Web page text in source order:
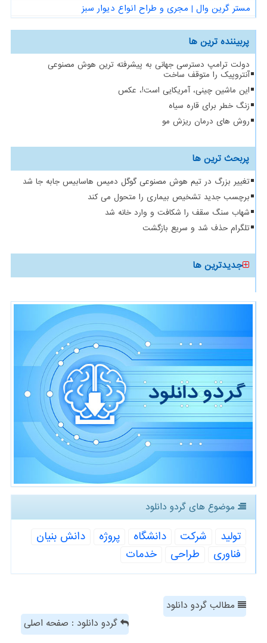
مستر گرین وال | مجری و طراح انواع دیوار سبز
پربیننده ترین ها
دولت ترامپ دسترسی جهانی به پیشرفته ترین هوش مصنوعی
آنتروپیک را متوقف ساخت
این ماشین چینی، آمریکایی است!، عکس
زنگ خطر برای قاره سیاه
روش های درمان ریزش مو
پربحث ترین ها
تغییر بزرگ در تیم هوش مصنوعی گوگل دمیس هاسابیس جابه جا شد
برچسب جدید تشخیص بیماری را متحول می کند
شهاب سنگ سقف را شکافت و وارد خانه شد
تلگرام حذف شد و سریع بازگشت
جدیدترین ها
موضوع های گردو دانلود
تولید شركت دانشگاه پروژه
دانش بنیان
فناوری
طراحی خدمات
مطالب گردو دانلود
گردو دانلود : صفحه اصلی